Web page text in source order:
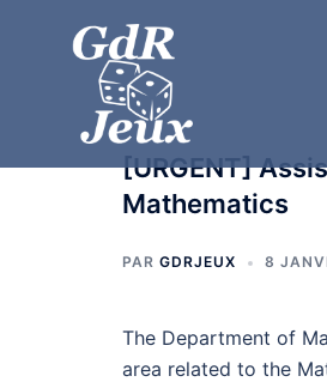
[URGENT]
Mathematics
PAR GDRJEUX 8
The Department of
area related to the